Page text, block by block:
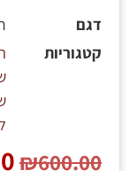
דגם
קטגוריות
₪600.00